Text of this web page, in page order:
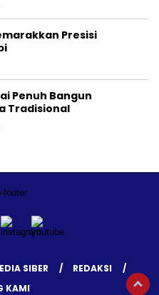
Presisi
Penuh Bangun
Tradisional
SIBER
REDAKSI
KAMI